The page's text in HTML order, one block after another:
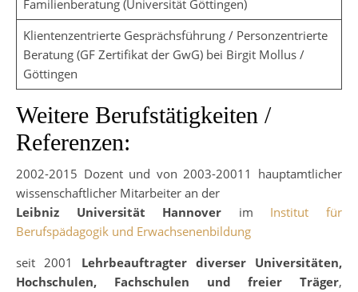
Familienberatung (Universität Göttingen)
Klientenzentrierte Gesprächsführung / Personzentrierte
Beratung (GF Zertifikat der GwG) bei Birgit Mollus /
Göttingen
Weitere Berufstätigkeiten /
Referenzen:
2002-2015 Dozent und von 2003-20011 hauptamtlicher
wissenschaftlicher Mitarbeiter an der
Leibniz Universität Hannover im Institut für
Berufspädagogik und Erwachsenenbildung
seit 2001 Lehrbeauftragter diverser Universitäten,
Hochschulen, Fachschulen und freier Träger,